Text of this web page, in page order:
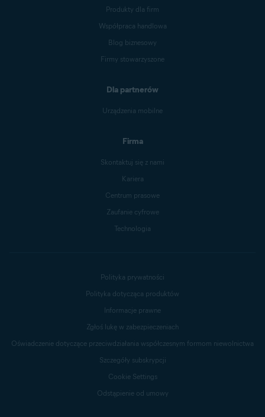
Produkty dla firm
Współpraca handlowa
Blog biznesowy
Firmy stowarzyszone
Dla partnerów
Urządzenia mobilne
Firma
Skontaktuj się z nami
Kariera
Centrum prasowe
Zaufanie cyfrowe
Technologia
Polityka prywatności
Polityka dotycząca produktów
Informacje prawne
Zgłoś lukę w zabezpieczeniach
Oświadczenie dotyczące przeciwdziałania współczesnym formom niewolnictwa
Szczegóły subskrypcji
Cookie Settings
Odstąpienie od umowy